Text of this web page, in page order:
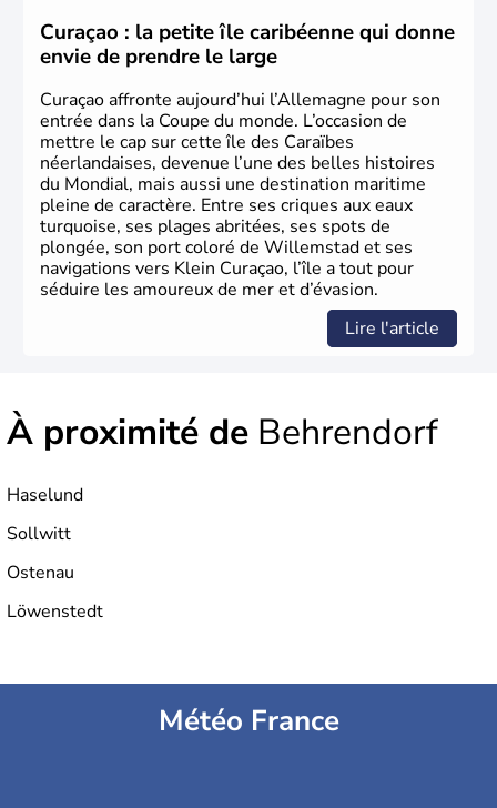
peut se targuer de grands noms qu'il a vu naître dans tous
les domaines, des arts à la politique en passant par la
philosophie. Hertz, Gutenberg, Heidegger, Thomas Mann,
Herman Hesse ou bien Hegel en font partie.
Curaçao : la petite île caribéenne qui donne
envie de prendre le large
Curaçao affronte aujourd’hui l’Allemagne pour son
entrée dans la Coupe du monde. L’occasion de
mettre le cap sur cette île des Caraïbes
néerlandaises, devenue l’une des belles histoires
du Mondial, mais aussi une destination maritime
pleine de caractère. Entre ses criques aux eaux
turquoise, ses plages abritées, ses spots de
plongée, son port coloré de Willemstad et ses
navigations vers Klein Curaçao, l’île a tout pour
séduire les amoureux de mer et d’évasion.
Lire l'article
À proximité de Behrendorf
Haselund
Sollwitt
Ostenau
Löwenstedt
Météo France